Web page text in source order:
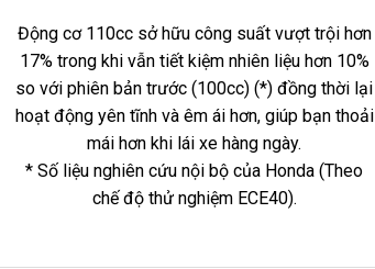
Động cơ 110cc sở hữu công suất vượt trội hơn
17% trong khi vẫn tiết kiệm nhiên liệu hơn 10%
so với phiên bản trước (100cc) (*) đồng thời lại
hoạt động yên tĩnh và êm ái hơn, giúp bạn thoải
mái hơn khi lái xe hàng ngày.
* Số liệu nghiên cứu nội bộ của Honda (Theo
chế độ thử nghiệm ECE40).